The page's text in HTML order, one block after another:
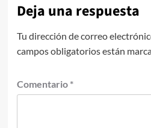
Deja una respuesta
Tu dirección de correo
campos obligatorios están
Comentario *